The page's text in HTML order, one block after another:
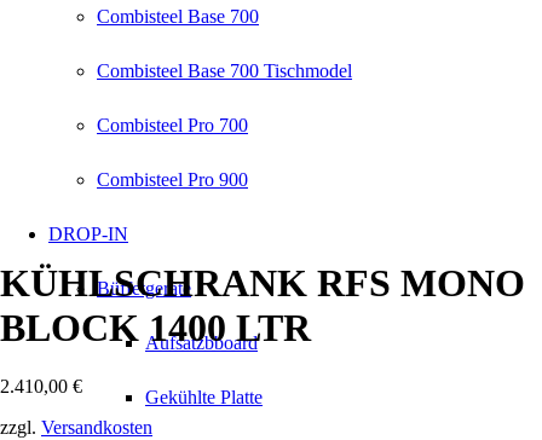
Combisteel Base 700
Combisteel Base 700 Tischmodel
Combisteel Pro 700
Combisteel Pro 900
DROP-IN
Büffetgeräte
Aufsatzbboard
Gekühlte Platte
KÜHLSCHRANK RFS MONO
BLOCK 1400 LTR
2.410,00 €
zzgl. Versandkosten